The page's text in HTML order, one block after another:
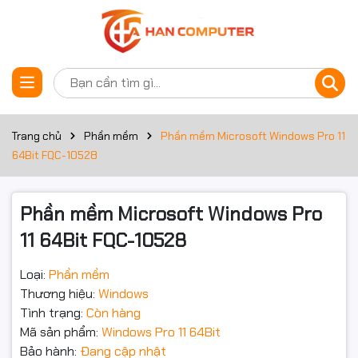
Trang chủ Phần mềm
Phần mềm Microsoft Windows Pro 11
64Bit FQC-10528
Phần mềm Microsoft Windows Pro
11 64Bit FQC-10528
Loại: Phần mềm
Thương hiệu: Windows
Tình trạng: Còn hàng
Mã sản phẩm: Windows Pro 11 64Bit
Bảo hành: Đang cập nhật
Thông số kỹ thuật
Hệ Điều Hành Microsoft
Windows Pro 11 64Bit
(FQC-10528): Lựa Chọn
Tối Ưu Cho Máy Tính
Mới
Microsoft Windows Pro 11 (FQC-10528)
(OEI)– loại bản quyền đi kèm theo máy (thường có sẵn bộ
Đặt trước sản phẩm